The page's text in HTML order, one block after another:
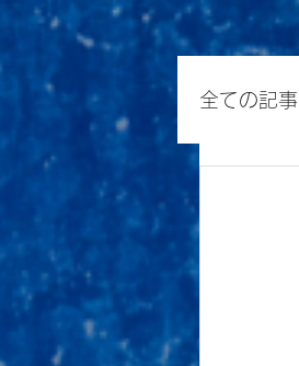
全ての記事